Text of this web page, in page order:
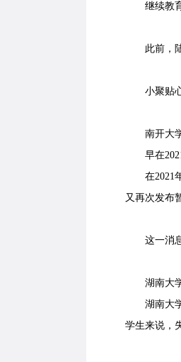
继续教育
此前，陆
小聚贴心
南开大学
早在2021
在2021年
又再次发布
这一消息
湖南大学
湖南大学
学生来说，